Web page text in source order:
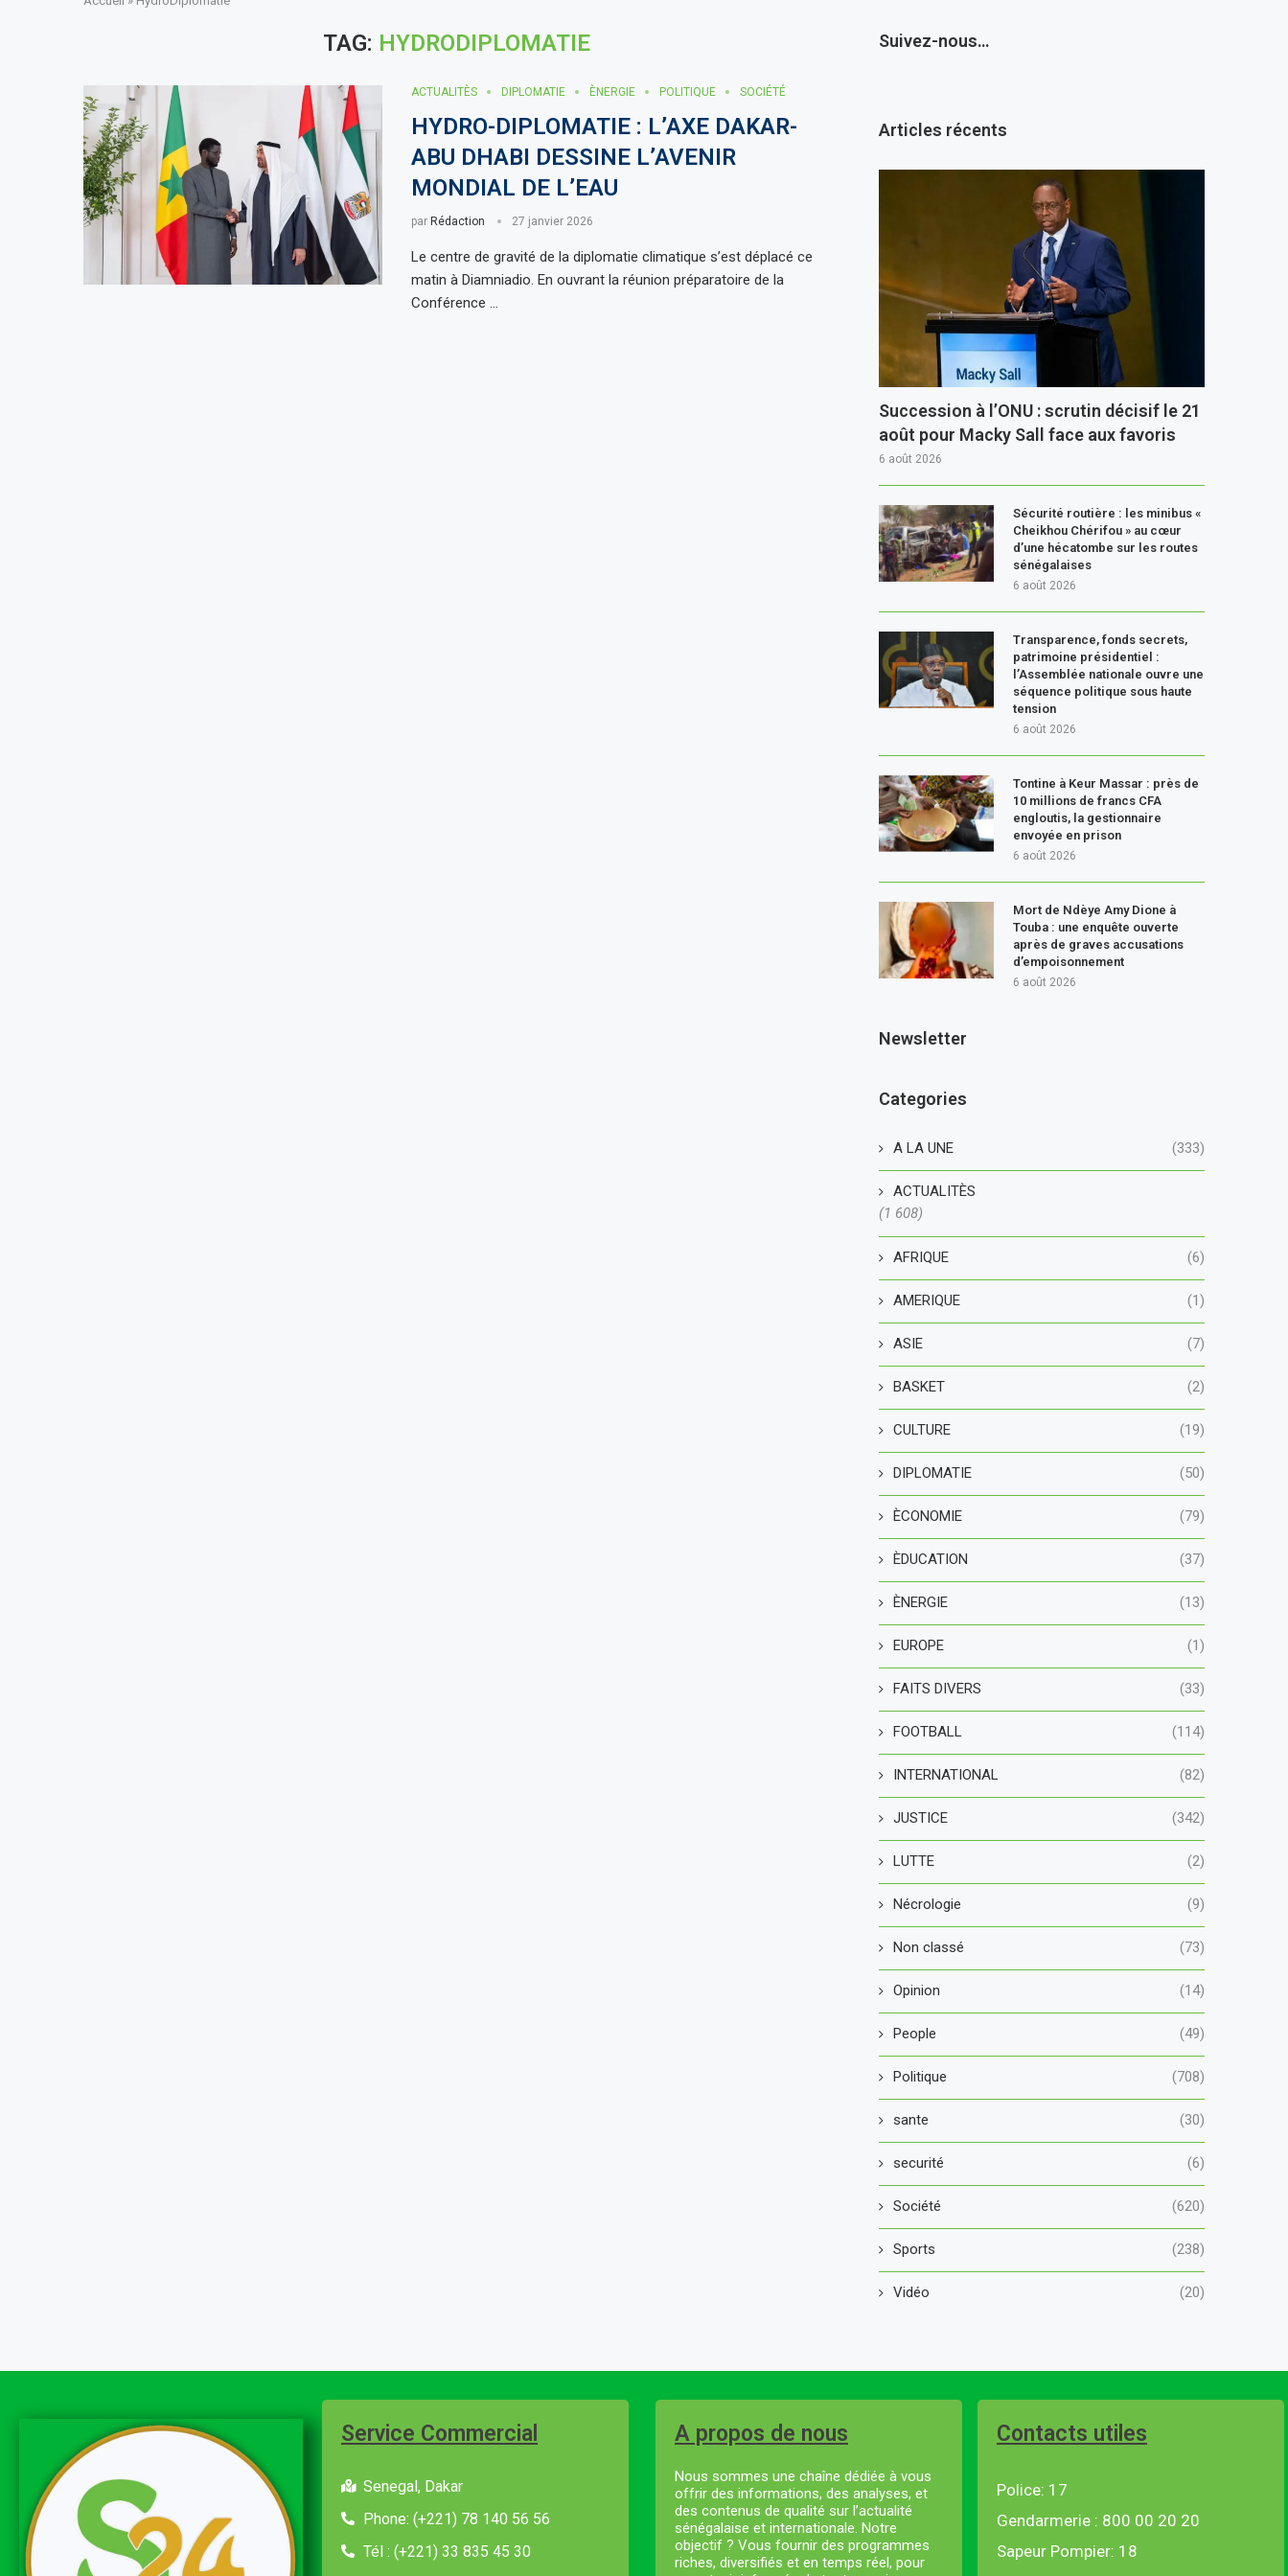
TAG: HYDRODIPLOMATIE
ACTUALITÈS DIPLOMATIE ÈNERGIE POLITIQUE SOCIÉTÉ
HYDRO-DIPLOMATIE : L’AXE DAKAR-
ABU DHABI DESSINE L’AVENIR
MONDIAL DE L’EAU
par Rédaction 27 janvier 2026
Le centre de gravité de la diplomatie climatique s’est déplacé ce
matin à Diamniadio. En ouvrant la réunion préparatoire de la
Conférence …
Suivez-nous…
Articles récents
Succession à l’ONU : scrutin décisif le 21
août pour Macky Sall face aux favoris
6 août 2026
Sécurité routière : les minibus «
Cheikhou Chérifou » au cœur
d’une hécatombe sur les routes
sénégalaises
6 août 2026
Transparence, fonds secrets,
patrimoine présidentiel :
l’Assemblée nationale ouvre une
séquence politique sous haute
tension
6 août 2026
Tontine à Keur Massar : près de
10 millions de francs CFA
engloutis, la gestionnaire
envoyée en prison
6 août 2026
Mort de Ndèye Amy Dione à
Touba : une enquête ouverte
après de graves accusations
d’empoisonnement
6 août 2026
Newsletter
Categories
A LA UNE (333)
ACTUALITÈS
(1 608)
AFRIQUE (6)
AMERIQUE (1)
ASIE (7)
BASKET (2)
CULTURE (19)
DIPLOMATIE (50)
ÈCONOMIE (79)
ÈDUCATION (37)
ÈNERGIE (13)
EUROPE (1)
FAITS DIVERS (33)
FOOTBALL (114)
INTERNATIONAL (82)
JUSTICE (342)
LUTTE (2)
Nécrologie (9)
Non classé (73)
Opinion (14)
People (49)
Politique (708)
sante (30)
securité (6)
Société (620)
Sports (238)
Vidéo (20)
Service Commercial
Senegal, Dakar
Phone: (+221) 78 140 56 56
Tél : (+221) 33 835 45 30
A propos de nous
Nous sommes une chaîne dédiée à vous
offrir des informations, des analyses, et
des contenus de qualité sur l’actualité
sénégalaise et internationale. Notre
objectif ? Vous fournir des programmes
riches, diversifiés et en temps réel, pour
Contacts utiles
Police: 17
Gendarmerie : 800 00 20 20
Sapeur Pompier: 18